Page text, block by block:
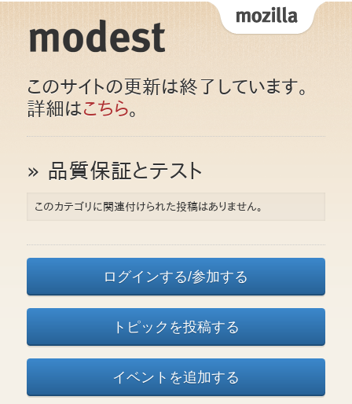
このサイトの更新は終了しています。
詳細はこちら。
» 品質保証とテスト
このカテゴリに関連付けられた投稿はありません。
ログインする/参加する
トピックを投稿する
イベントを追加する